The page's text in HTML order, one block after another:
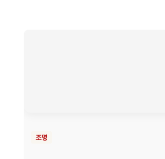
조명